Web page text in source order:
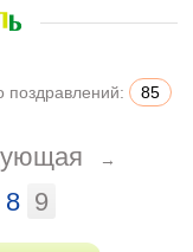
поздравлений: 85
→
8 9